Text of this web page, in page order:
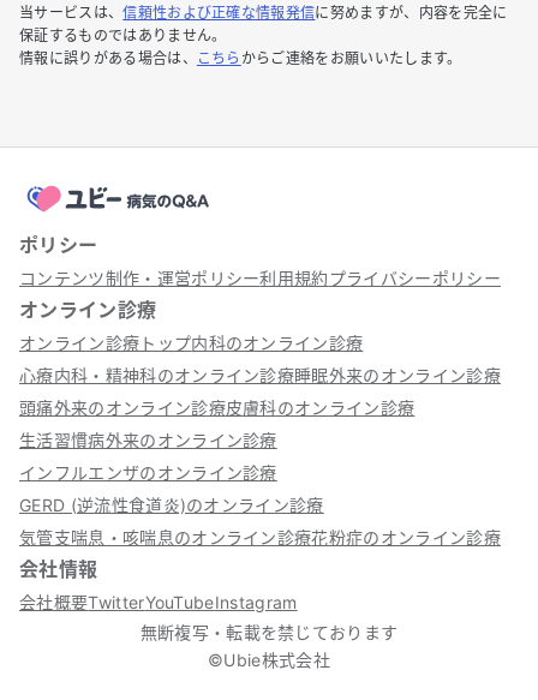
当サービスは、信頼性および正確な情報発信に努めますが、内容を完全に
保証するものではありません。
情報に誤りがある場合は、
こちら からご連絡をお願いいたします。
ポリシー
コンテンツ制作・運営ポリシー利用規約プライバシーポリシー
オンライン診療
オンライン診療トップ内科のオンライン診療
心療内科・精神科のオンライン診療睡眠外来のオンライン診療
頭痛外来のオンライン診療皮膚科のオンライン診療
生活習慣病外来のオンライン診療
インフルエンザのオンライン診療
GERD (逆流性食道炎)のオンライン診療
気管支喘息・咳喘息のオンライン診療花粉症のオンライン診療
会社情報
会社概要TwitterYouTubeInstagram
無断複写・転載を禁じております
©Ubie株式会社